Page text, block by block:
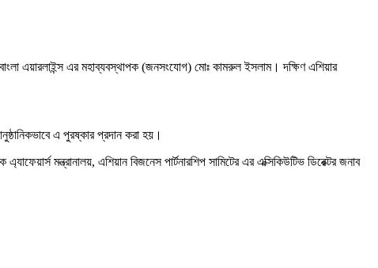
এয়ারলাইন্স এর মহাব্যবস্থাপক (জনসংযোগ) মোঃ কামরুল ইসলাম। দক্ষিণ এশিয়ার
এ পুরষ্কার প্রদান করা হয়।
মন্ত্রানালয়, এশিয়ান বিজনেস পার্টনারশিপ সামিটের এর এক্সিকিউটিভ ডিরেক্টর জনাব